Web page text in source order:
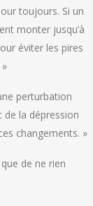
toujours. Si un
monter jusqu’à
éviter les pires
perturbation
de la dépression
changements. »
de ne rien